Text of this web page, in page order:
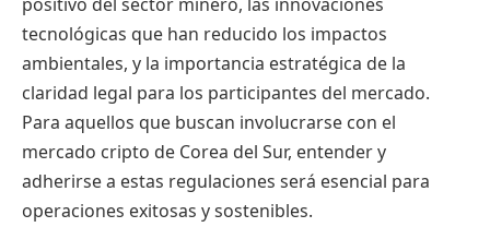
tecnológicas que han reducido los impactos
ambientales, y la importancia estratégica de la
claridad legal para los participantes del mercado.
Para aquellos que buscan involucrarse con el
mercado cripto de Corea del Sur, entender y
adherirse a estas regulaciones será esencial para
operaciones exitosas y sostenibles.